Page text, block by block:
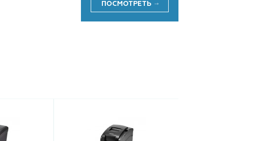
ПОСМОТРЕТЬ